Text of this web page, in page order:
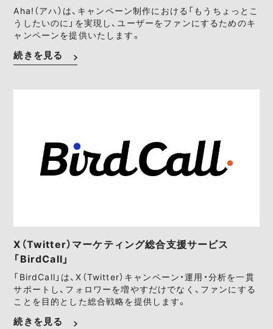
Aha!（アハ）は、キャンペーン制作における「もうちょっとこ
うしたいのに」を実現し、ユーザーをファンにするためのキ
ャンペーンを提供いたします。
続きを見る
X（Twitter）マーケティング総合支援サービス
「BirdCall」
「BirdCall」は、X（Twitter）キャンペーン・運用・分析を一貫
サポートし、フォロワーを増やすだけでなく、ファンにする
ことを目的とした総合戦略を提供します。
続きを見る